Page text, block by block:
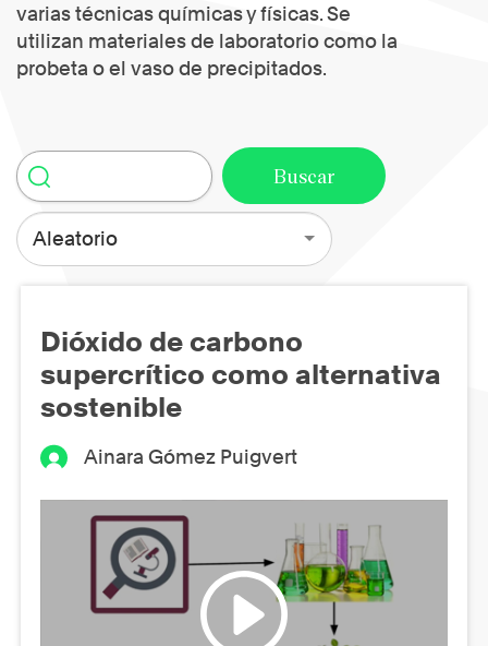
varias técnicas químicas y físicas. Se
utilizan materiales de laboratorio como la
probeta o el vaso de precipitados.
Aleatorio
Dióxido de carbono
supercrítico como alternativa
sostenible
Ainara Gómez Puigvert